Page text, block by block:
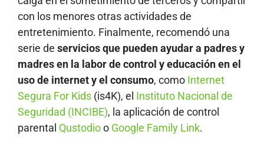
con los menores otras actividades de
entretenimiento. Finalmente, recomendó una
serie de servicios que pueden ayudar a padres y
madres en la labor de control y educación en el
uso de internet y el consumo, como Internet
Segura For Kids (is4K), el Instituto Nacional de
Seguridad (INCIBE), la aplicación de control
parental Qustodioo Google Family Link.